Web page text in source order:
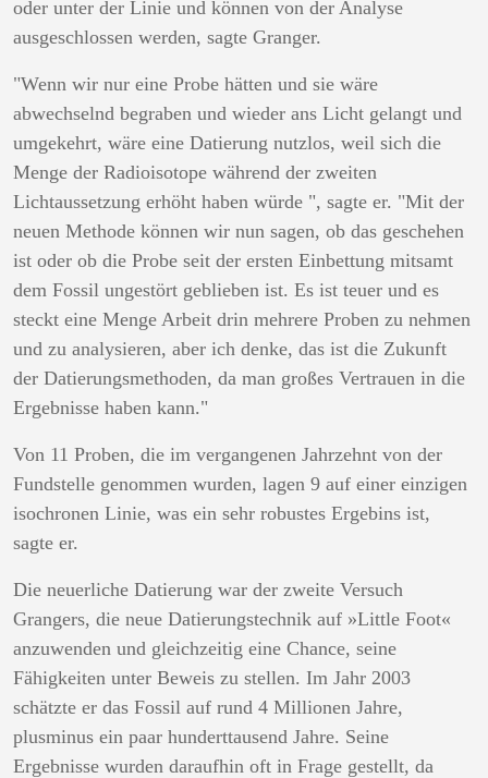
oder unter der Linie und können von der Analyse
ausgeschlossen werden, sagte Granger.
"Wenn wir nur eine Probe hätten und sie wäre
abwechselnd begraben und wieder ans Licht gelangt und
umgekehrt, wäre eine Datierung nutzlos, weil sich die
Menge der Radioisotope während der zweiten
Lichtaussetzung erhöht haben würde ", sagte er. "Mit der
neuen Methode können wir nun sagen, ob das geschehen
ist oder ob die Probe seit der ersten Einbettung mitsamt
dem Fossil ungestört geblieben ist. Es ist teuer und es
steckt eine Menge Arbeit drin mehrere Proben zu nehmen
und zu analysieren, aber ich denke, das ist die Zukunft
der Datierungsmethoden, da man großes Vertrauen in die
Ergebnisse haben kann."
Von 11 Proben, die im vergangenen Jahrzehnt von der
Fundstelle genommen wurden, lagen 9 auf einer einzigen
isochronen Linie, was ein sehr robustes Ergebins ist,
sagte er.
Die neuerliche Datierung war der zweite Versuch
Grangers, die neue Datierungstechnik auf »Little Foot«
anzuwenden und gleichzeitig eine Chance, seine
Fähigkeiten unter Beweis zu stellen. Im Jahr 2003
schätzte er das Fossil auf rund 4 Millionen Jahre,
plusminus ein paar hunderttausend Jahre. Seine
Ergebnisse wurden daraufhin oft in Frage gestellt, da